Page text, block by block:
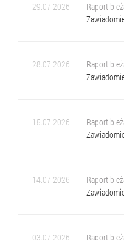
29.07.2026
Raport
28.07.2026
Raport
15.07.2026
Raport
14.07.2026
Raport
03.07.2026
Raport